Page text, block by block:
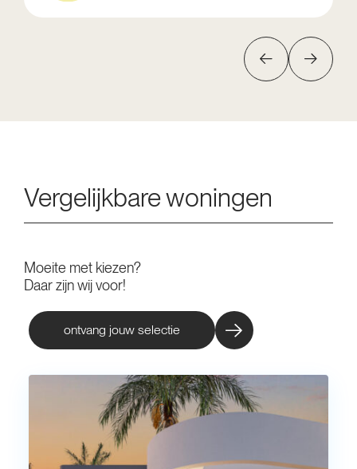
Vergelijkbare woningen
Moeite met kiezen?
Daar zijn wij voor!
ontvang jouw selectie